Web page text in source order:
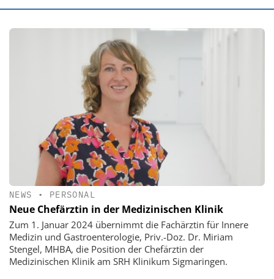
NEWS • PERSONAL
Neue Chefärztin in der Medizinischen Klinik
Zum 1. Januar 2024 übernimmt die Fachärztin für Innere
Medizin und Gastroenterologie, Priv.-Doz. Dr. Miriam
Stengel, MHBA, die Position der Chefärztin der
Medizinischen Klinik am SRH Klinikum Sigmaringen.